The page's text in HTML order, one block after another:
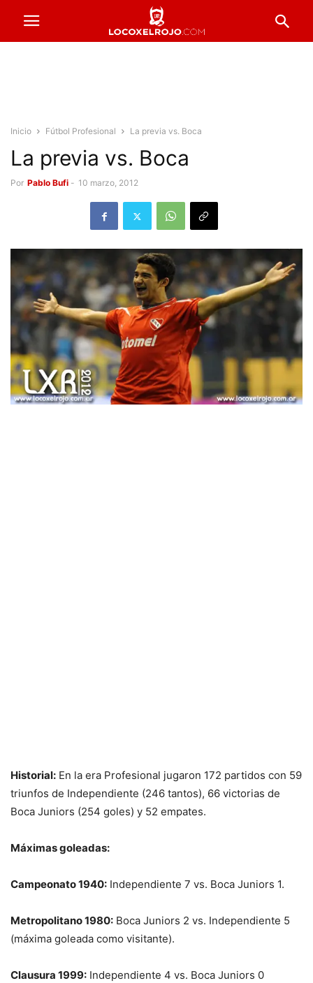
Inicio Fútbol Profesional La previa vs. Boca
La previa vs. Boca
Por Pablo Bufi - 10 marzo, 2012
Historial: En la era Profesional jugaron 172 partidos con 59
triunfos de Independiente (246 tantos), 66 victorias de
Boca Juniors (254 goles) y 52 empates.
Máximas goleadas:
Campeonato 1940: Independiente 7 vs. Boca Juniors 1.
Metropolitano 1980: Boca Juniors 2 vs. Independiente 5
(máxima goleada como visitante).
Clausura 1999: Independiente 4 vs. Boca Juniors 0